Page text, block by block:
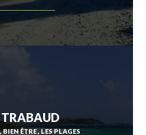
BIEN ÊTRE LES PLAGES